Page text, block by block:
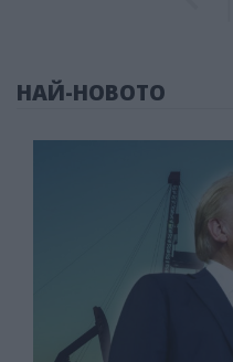
НАЙ-НОВОТО